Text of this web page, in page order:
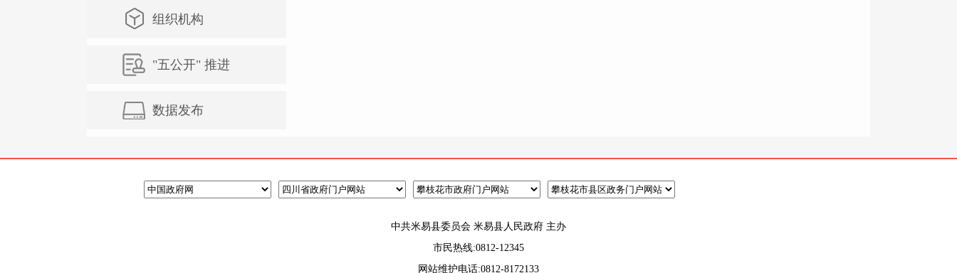
组织机构
"五公开" 推进
数据发布
中共米易县委员会 米易县人民政府 主办
市民热线:0812-12345
网站维护电话:0812-8172133